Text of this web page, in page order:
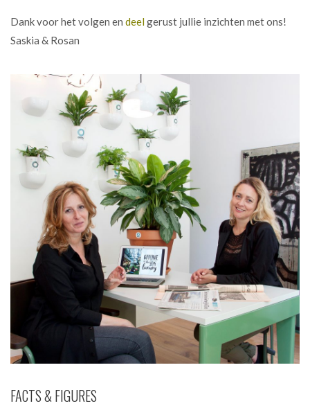
Dank voor het volgen en deelgerust jullie inzichten met ons!
Saskia & Rosan
FACTS & FIGURES